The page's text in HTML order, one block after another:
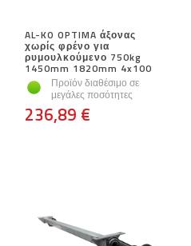
AL-KO OPTIMA άξονας
χωρίς φρένο για
ρυμουλκούμενο 750kg
1450mm 1820mm 4x100
Προϊόν διαθέσιμο σε
μεγάλες ποσότητες
236,89 €